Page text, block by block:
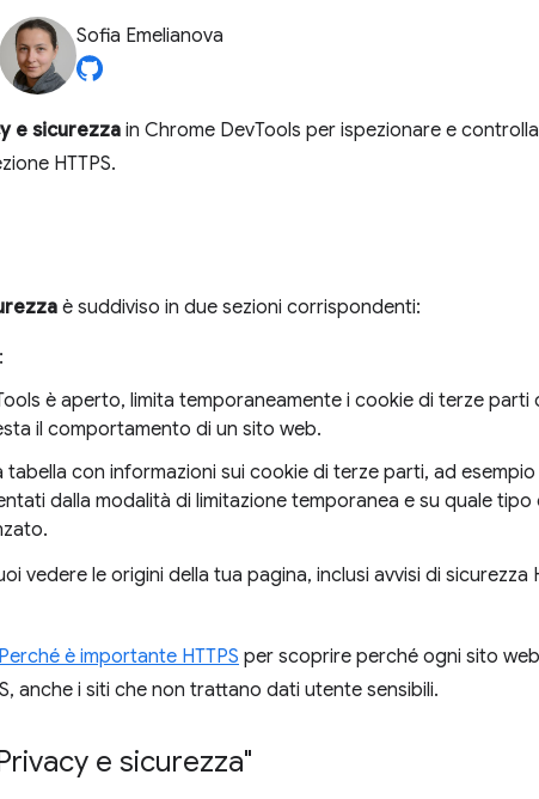
Sofia Emelianova
e sicurezza in Chrome DevTools per ispezionare e
HTTPS.
è suddiviso in due sezioni corrispondenti:
è aperto, limita temporaneamente i cookie di terze parti
il comportamento di un sito web.
tabella con informazioni sui cookie di terze parti, ad
dalla modalità di limitazione temporanea e su quale
vedere le origini della tua pagina, inclusi avvisi di sicurezza
Perché è importante HTTPS per scoprire perché ogni sito
anche i siti che non trattano dati utente sensibili.
e sicurezza"